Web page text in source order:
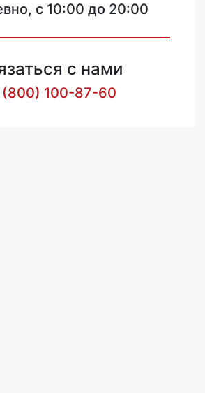
с 10:00 до 20:00
с нами
(800) 100-87-60